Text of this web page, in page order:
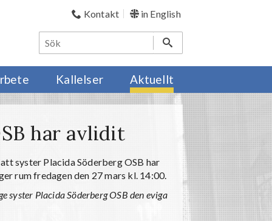
Kontakt in English
Kallelser Aktuellt
har avlidit
syster Placida Söderberg OSB har
rum fredagen den 27 mars kl. 14:00.
syster Placida Söderberg OSB den eviga